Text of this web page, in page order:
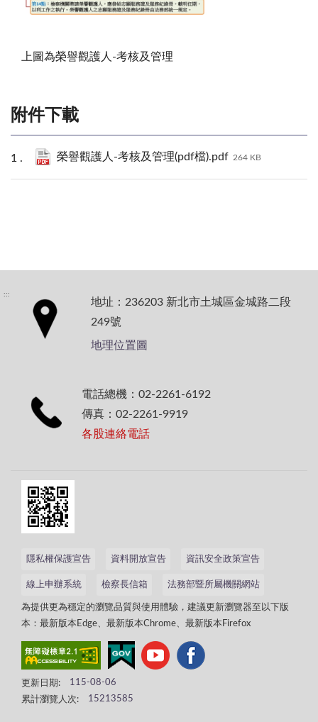
上圖為榮譽觀護人-考核及管理
附件下載
榮譽觀護人-考核及管理(pdf檔).pdf 264 KB
:::
地址：236203 新北市土城區金城路二段
249號
地理位置圖
電話總機：02-2261-6192
傳真：02-2261-9919
各股連絡電話
隱私權保護宣告 資料開放宣告 資訊安全政策宣告
線上申辦系統 檢察長信箱 法務部暨所屬機關網站
為提供更為穩定的瀏覽品質與使用體驗，建議更新瀏覽器至以下版
本：最新版本Edge、最新版本Chrome、最新版本Firefox
更新日期:
115-08-06
累計瀏覽人次:
15213585